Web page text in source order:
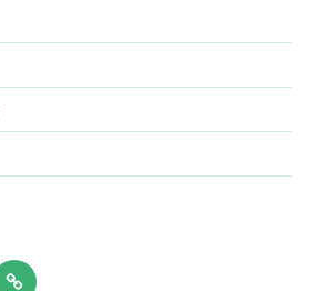
LMS